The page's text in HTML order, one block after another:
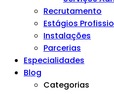
Recrutamento
Estágios
Instalações
Parcerias
Especialidades
Blog
Categorias